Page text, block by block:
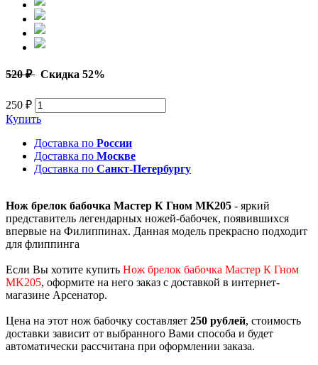
520 ₽ Скидка 52%
250 ₽
Купить
Доставка по России
Доставка по Москве
Доставка по Санкт-Петербургу
Нож брелок бабочка Мастер К Гном MK205 - яркий
представитель легендарных ножей-бабочек, появившихся
впервые на Филиппинах. Данная модель прекрасно подходит
для флиппинга
Если Вы хотите купить Нож брелок бабочка Мастер К Гном
MK205, оформите на него заказ с доставкой в интернет-
магазине Арсенатор.
Цена на этот нож бабочку составляет 250 рублей, стоимость
доставки зависит от выбранного Вами способа и будет
автоматически рассчитана при оформлении заказа.